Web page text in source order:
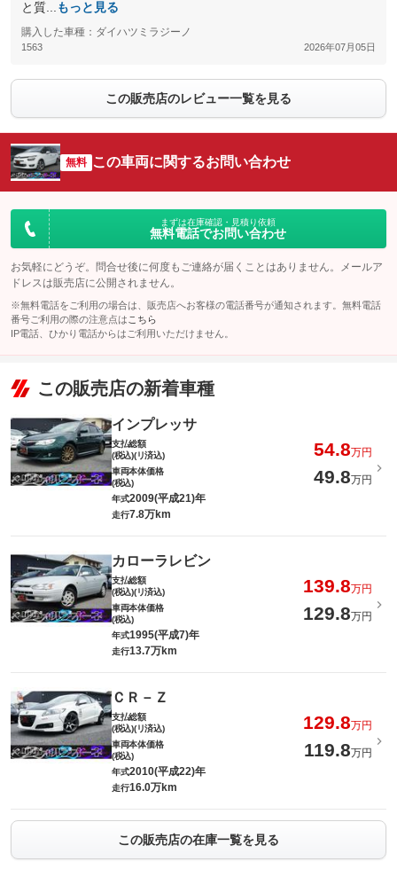
と質... もっと見る
購入した車種：ダイハツミラジーノ
1563 2026年07月05日
この販売店のレビュー一覧を見る
無料 この車両に関するお問い合わせ
まずは在庫確認・見積り依頼
無料電話でお問い合わせ
お気軽にどうぞ。問合せ後に何度もご連絡が届くことはありません。メールア
ドレスは販売店に公開されません。
※無料電話をご利用の場合は、販売店へお客様の電話番号が通知されます。無料電話
番号ご利用の際の注意点は こちら
IP電話、ひかり電話からはご利用いただけません。
この販売店の新着車種
インプレッサ
支払総額
(税込)(リ済込)
54.8万円
車両本体価格
(税込)
49.8万円
年式2009(平成21)年
走行7.8万km
カローラレビン
支払総額
(税込)(リ済込)
139.8万円
車両本体価格
(税込)
129.8万円
年式1995(平成7)年
走行13.7万km
ＣＲ－Ｚ
支払総額
(税込)(リ済込)
129.8万円
車両本体価格
(税込)
119.8万円
年式2010(平成22)年
走行16.0万km
この販売店の在庫一覧を見る